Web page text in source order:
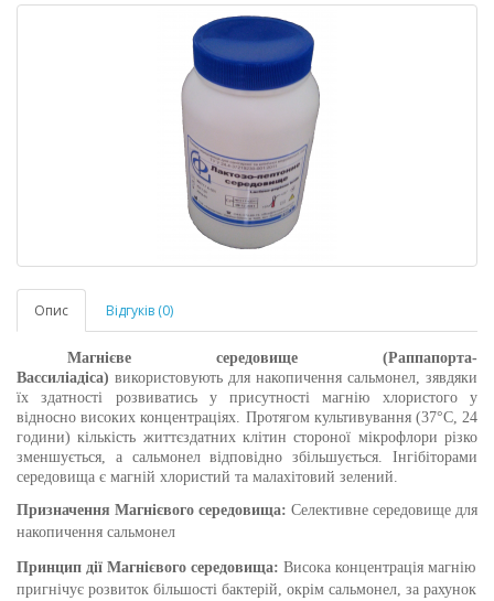
Опис Відгуків (0)
Магнієве середовище (Раппапорта-
Вассиліадіса) використовують для накопичення сальмонел, зявдяки
їх здатності розвиватись у присутності магнію хлористого у
відносно високих концентраціях. Протягом культивування (37°С, 24
години) кількість життєздатних клітин стороної мікрофлори різко
зменшується, а сальмонел відповідно збільшується. Інгібіторами
середовища є магній хлористий та малахітовий зелений.
Призначення Магнієвого середовища: Селективне середовище для
накопичення сальмонел
Принцип дії Магнієвого середовища: Висока концентрація магнію
пригнічує розвиток більшості бактерій, окрім сальмонел, за рахунок